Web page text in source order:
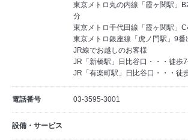
東京メトロ丸の内線「霞ヶ関駅」
分
東京メトロ千代田線「霞ヶ関駅」
東京メトロ銀座線「虎ノ門駅」9
JR線でお越しのお客様
JR「新橋駅」日比谷口・・・徒歩
JR「有楽町駅」日比谷口・・・徒
電話番号 03-3595-3001
設備・サービス